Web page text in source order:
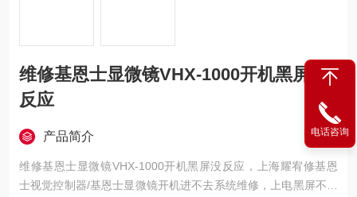
维修基恩士显微镜VHX-1000开机黑屏没
反应
产品简介
维修基恩士显微镜VHX-1000开机黑屏没反应，上海耀宥修基恩
士视觉控制器/基恩士显微镜开机进不去系统维修，上电黑屏不亮
电话咨询